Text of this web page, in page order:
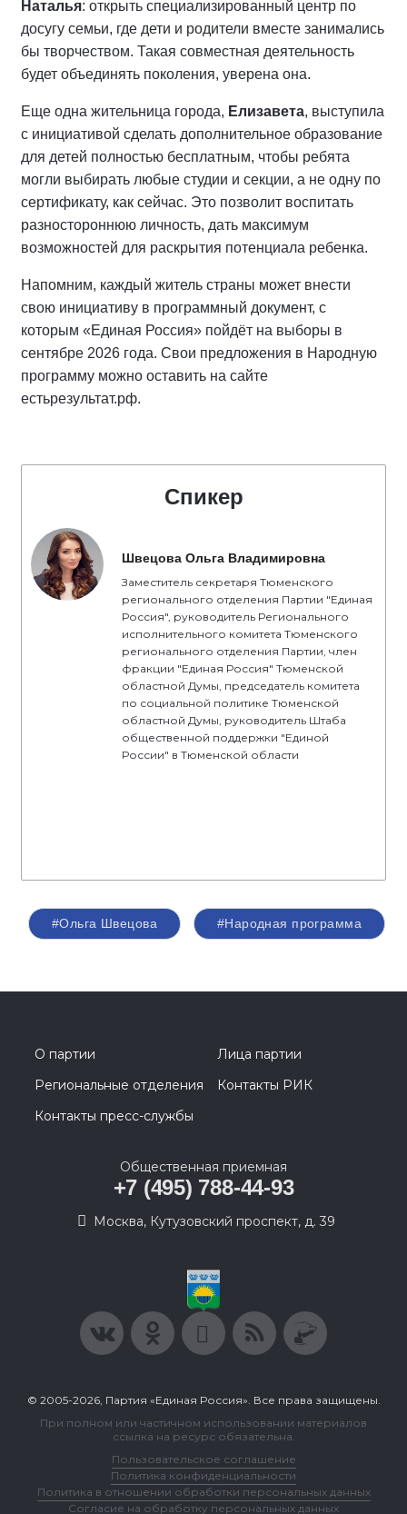
Наталья: открыть специализированный центр по
досугу семьи, где дети и родители вместе занимались
бы творчеством. Такая совместная деятельность
будет объединять поколения, уверена она.
Еще одна жительница города, Елизавета, выступила
с инициативой сделать дополнительное образование
для детей полностью бесплатным, чтобы ребята
могли выбирать любые студии и секции, а не одну по
сертификату, как сейчас. Это позволит воспитать
разностороннюю личность, дать максимум
возможностей для раскрытия потенциала ребенка.
Напомним, каждый житель страны может внести
свою инициативу в программный документ, с
которым «Единая Россия» пойдёт на выборы в
сентябре 2026 года. Свои предложения в Народную
программу можно оставить на сайте
естьрезультат.рф.
Спикер
Швецова Ольга Владимировна
Заместитель секретаря Тюменского
регионального отделения Партии "Единая
Россия", руководитель Регионального
исполнительного комитета Тюменского
регионального отделения Партии, член
фракции "Единая Россия" Тюменской
областной Думы, председатель комитета
по социальной политике Тюменской
областной Думы, руководитель Штаба
общественной поддержки "Единой
России" в Тюменской области
#Ольга Швецова #Народная программа
О партии
Лица партии
Региональные отделения
Контакты РИК
Контакты пресс-службы
Общественная приемная
+7 (495) 788-44-93
Москва, Кутузовский проспект, д. 39
© 2005-2026, Партия «Единая Россия». Все права защищены.
При полном или частичном использовании материалов
ссылка на ресурс обязательна.
Пользовательское соглашение
Политика конфиденциальности
Политика в отношении обработки персональных данных
Согласие на обработку персональных данных